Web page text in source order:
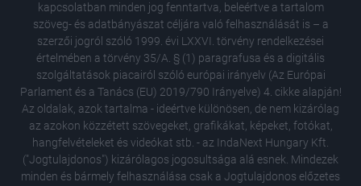
kapcsolatban minden jog fenntartva, beleértve a tartalom
szöveg- és adatbányászat céljára való felhasználását is – a
szerzői jogról szóló 1999. évi LXXVI. törvény rendelkezései
értelmében a törvény 35/A. § (1) paragrafusa és a digitális
szolgáltatások piacairól szóló európai irányelv (Az Európai
Parlament és a Tanács (EU) 2019/790 Irányelve) 4. cikke alapján!
Az oldalak, azok tartalma - ideértve különösen, de nem kizárólag
az azokon közzétett szövegeket, grafikákat, képeket, fotókat,
hangfelvételeket és videókat stb. - az IndaNext Hungary Kft.
("Jogtulajdonos") kizárólagos jogosultsága alá esnek. Mindezek
minden és bármely felhasználása csak a Jogtulajdonos előzetes